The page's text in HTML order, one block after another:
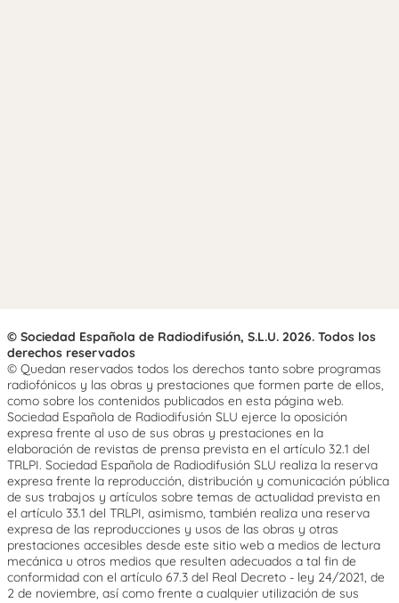
© Sociedad Española de Radiodifusión, S.L.U. 2026. Todos los
derechos reservados
© Quedan reservados todos los derechos tanto sobre programas
radiofónicos y las obras y prestaciones que formen parte de ellos,
como sobre los contenidos publicados en esta página web.
Sociedad Española de Radiodifusión SLU ejerce la oposición
expresa frente al uso de sus obras y prestaciones en la
elaboración de revistas de prensa prevista en el artículo 32.1 del
TRLPI. Sociedad Española de Radiodifusión SLU realiza la reserva
expresa frente la reproducción, distribución y comunicación pública
de sus trabajos y artículos sobre temas de actualidad prevista en
el artículo 33.1 del TRLPI, asimismo, también realiza una reserva
expresa de las reproducciones y usos de las obras y otras
prestaciones accesibles desde este sitio web a medios de lectura
mecánica u otros medios que resulten adecuados a tal fin de
conformidad con el artículo 67.3 del Real Decreto - ley 24/2021, de
2 de noviembre, así como frente a cualquier utilización de sus